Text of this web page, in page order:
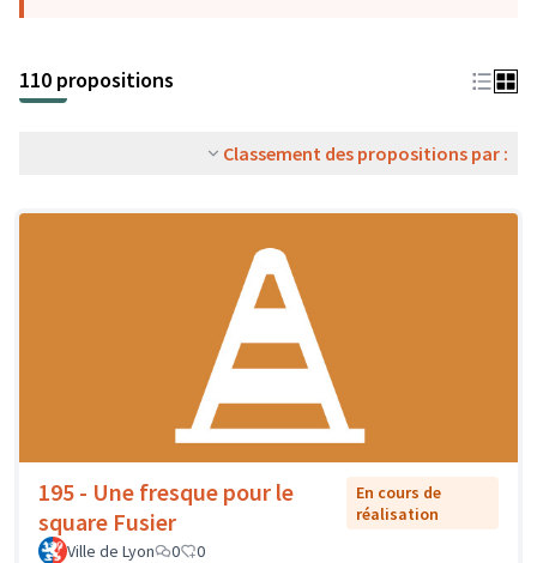
110 propositions
Classement des propositions par :
195 - Une fresque pour le
square Fusier
En cours de
réalisation
Ville de Lyon
0 0